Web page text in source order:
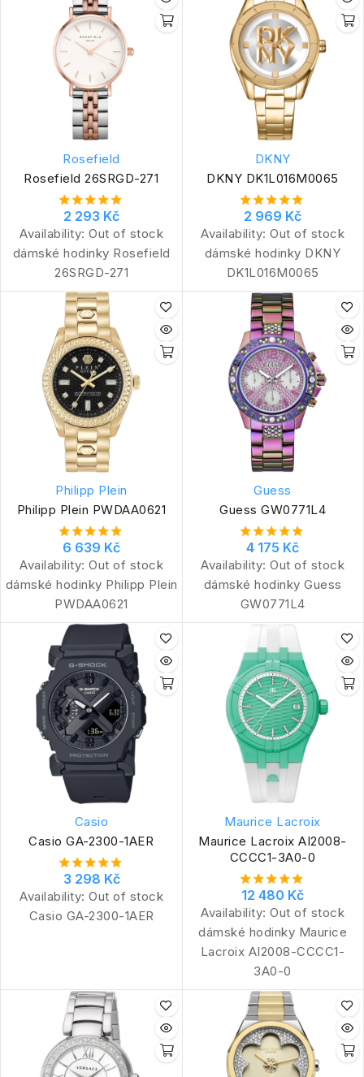
Rosefield
Rosefield 26SRGD-271
2 293 Kč
Availability: Out of stock
dámské hodinky Rosefield
26SRGD-271
DKNY
DKNY DK1L016M0065
2 969 Kč
Availability: Out of stock
dámské hodinky DKNY
DK1L016M0065
Philipp Plein
Philipp Plein PWDAA0621
6 639 Kč
Availability: Out of stock
dámské hodinky Philipp Plein
PWDAA0621
Guess
Guess GW0771L4
4 175 Kč
Availability: Out of stock
dámské hodinky Guess
GW0771L4
Casio
Casio GA-2300-1AER
3 298 Kč
Availability: Out of stock
Casio GA-2300-1AER
Maurice Lacroix
Maurice Lacroix AI2008-
CCCC1-3A0-0
12 480 Kč
Availability: Out of stock
dámské hodinky Maurice
Lacroix AI2008-CCCC1-
3A0-0